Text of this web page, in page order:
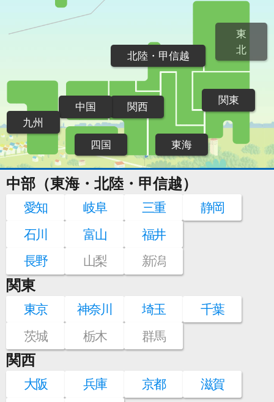
東
北
関東
北陸・甲信越
東海
関西
中国
四国
九州
中部（東海・北陸・甲信越）
愛知 岐阜 三重
静岡
石川
富山
福井
長野
山梨 新潟
関東
東京 神奈川 埼玉
千葉
茨城
栃木 群馬
関西
大阪 兵庫 京都
滋賀